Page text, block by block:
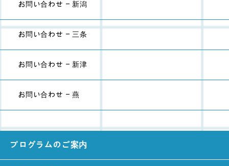
お問い合わせ - 新潟
お問い合わせ - 三条
お問い合わせ - 新津
お問い合わせ - 燕
プログラムのご案内